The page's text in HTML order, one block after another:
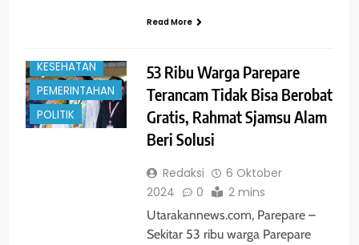
Read More
KESEHATAN
PEMERINTAHAN
POLITIK
53 Ribu Warga Parepare
Terancam Tidak Bisa Berobat
Gratis, Rahmat Sjamsu Alam
Beri Solusi
Redaksi
6 Oktober
2024
0 2 mins
Utarakannews.com, Parepare –
Sekitar 53 ribu warga Parepare